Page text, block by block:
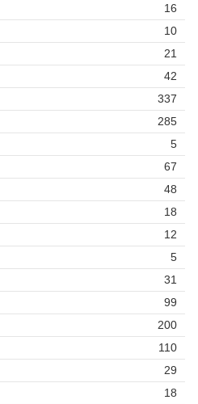
16
10
21
42
337
285
5
67
48
18
12
5
31
99
200
110
29
18